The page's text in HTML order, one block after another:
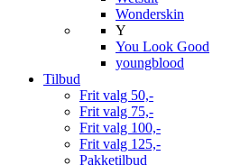
Wonderskin
Y
You Look Good
youngblood
Tilbud
Frit valg 50,-
Frit valg 75,-
Frit valg 100,-
Frit valg 125,-
Pakketilbud